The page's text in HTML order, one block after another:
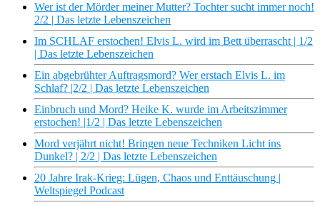
Wer ist der Mörder meiner Mutter? Tochter sucht immer noch!
2/2 | Das letzte Lebenszeichen
Im SCHLAF erstochen! Elvis L. wird im Bett überrascht | 1/2
| Das letzte Lebenszeichen
Ein abgebrühter Auftragsmord? Wer erstach Elvis L. im
Schlaf? |2/2 | Das letzte Lebenszeichen
Einbruch und Mord? Heike K. wurde im Arbeitszimmer
erstochen! |1/2 | Das letzte Lebenszeichen
Mord verjährt nicht! Bringen neue Techniken Licht ins
Dunkel? | 2/2 | Das letzte Lebenszeichen
20 Jahre Irak-Krieg: Lügen, Chaos und Enttäuschung |
Weltspiegel Podcast